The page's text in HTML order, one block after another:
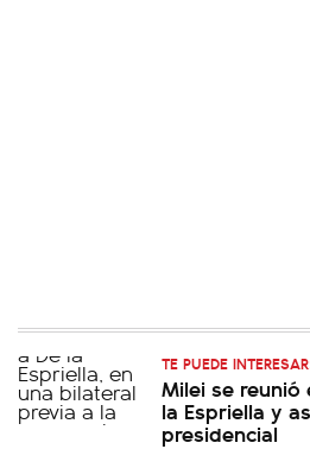
TE PUEDE
Milei se reunió
la Espriella y
presidencial